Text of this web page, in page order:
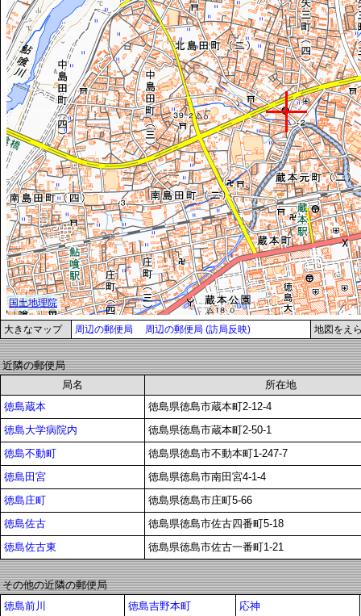
大きなマップ 周辺の郵便局 周辺の郵便局 (訪局反映) 地図をえ
近隣の郵便局
局名
所在地
徳島蔵本
徳島県徳島市蔵本町2-12-4
徳島大学病院内
徳島県徳島市蔵本町2-50-1
徳島不動町
徳島県徳島市不動本町1-247-7
徳島田宮
徳島県徳島市南田宮4-1-4
徳島庄町
徳島県徳島市庄町5-66
徳島佐古
徳島県徳島市佐古四番町5-18
徳島佐古東
徳島県徳島市佐古一番町1-21
その他の近隣の郵便局
徳島前川
徳島吉野本町
応神